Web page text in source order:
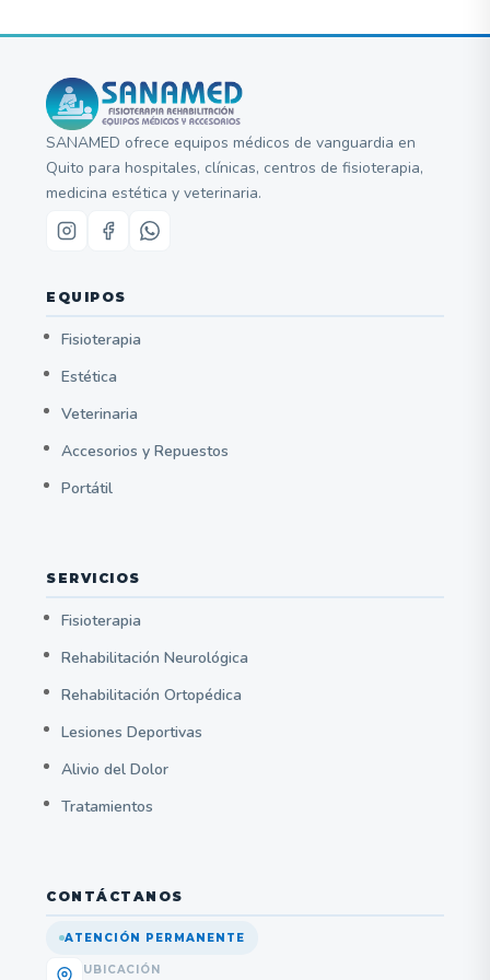
SANAMED ofrece equipos médicos de vanguardia en
Quito para hospitales, clínicas, centros de fisioterapia,
medicina estética y veterinaria.
EQUIPOS
Fisioterapia
Estética
Veterinaria
Accesorios y Repuestos
Portátil
SERVICIOS
Fisioterapia
Rehabilitación Neurológica
Rehabilitación Ortopédica
Lesiones Deportivas
Alivio del Dolor
Tratamientos
CONTÁCTANOS
ATENCIÓN PERMANENTE
UBICACIÓN